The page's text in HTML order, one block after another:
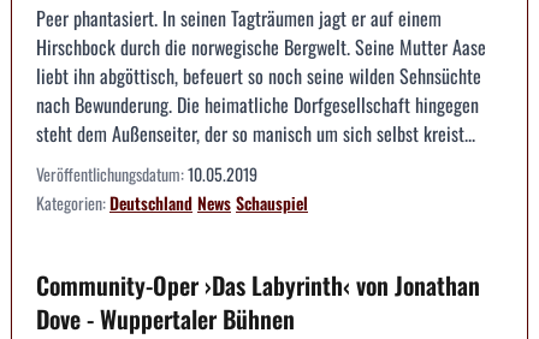
Peer phantasiert. In seinen Tagträumen jagt er auf einem
Hirschbock durch die norwegische Bergwelt. Seine Mutter Aase
liebt ihn abgöttisch, befeuert so noch seine wilden Sehnsüchte
nach Bewunderung. Die heimatliche Dorfgesellschaft hingegen
steht dem Außenseiter, der so manisch um sich selbst kreist...
Veröffentlichungsdatum:10.05.2019
Kategorien:DeutschlandNewsSchauspiel
Community-Oper ›Das Labyrinth‹ von Jonathan
Dove - Wuppertaler Bühnen